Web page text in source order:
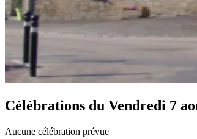
Célébrations du Vendredi 7
Aucune célébration prévue